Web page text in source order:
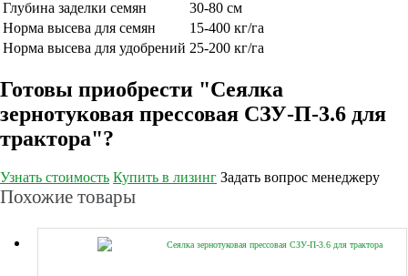
Глубина заделки семян
30-80 см
Норма высева для семян
15-400 кг/га
Норма высева для удобрений 25-200 кг/га
Готовы приобрести "Сеялка
зернотуковая прессовая СЗУ-П-3.6 для
трактора"?
Узнать стоимость Купить в лизинг Задать вопрос менеджеру
Похожие товары
Сеялка зернотуковая прессовая СЗУ-П-3.6 для трактора